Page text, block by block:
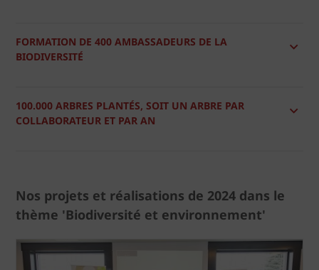
FORMATION DE 400 AMBASSADEURS DE LA
BIODIVERSITÉ
100.000 ARBRES PLANTÉS, SOIT UN ARBRE PAR
COLLABORATEUR ET PAR AN
Nos projets et réalisations de 2024 dans le
thème 'Biodiversité et environnement'